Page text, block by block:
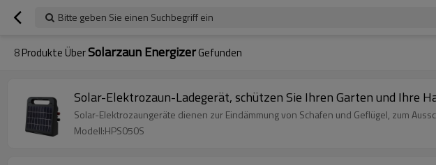
Bitte geben Sie einen Suchbegriff ein
8Produkte ÜberSolarzaun EnergizerGefunden
Solar-Elektrozaun-Ladegerät, schützen Sie Ihren Garten und Ihre
Solar-Elektrozaungeräte dienen zur Eindämmung von Schafen und Geflügel, zum
Modell:HPS050S